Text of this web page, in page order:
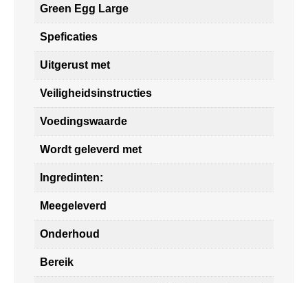
Green Egg Large
Speficaties
Uitgerust met
Veiligheidsinstructies
Voedingswaarde
Wordt geleverd met
Ingredinten:
Meegeleverd
Onderhoud
Bereik